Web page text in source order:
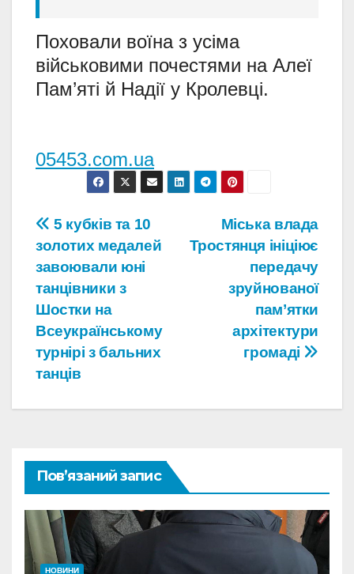
Поховали воїна з усіма
військовими почестями на Алеї
Пам’яті й Надії у Кролевці.
05453.com.ua
Навігація
записів
Міська влада
Тростянця ініціює
передачу
зруйнованої
пам’ятки
архітектури
громаді
5 кубків та 10
золотих медалей
завоювали юні
танцівники з
Шостки на
Всеукраїнському
турнірі з бальних
танців
Пов’язаний запис
НОВИНИ